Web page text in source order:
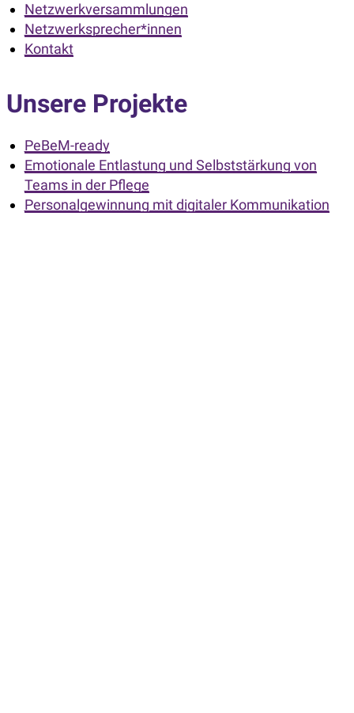
Netzwerkversammlungen
Netzwerksprecher*innen
Kontakt
Unsere Projekte
PeBeM-ready
Emotionale Entlastung und Selbststärkung von
Teams in der Pflege
Personalgewinnung mit digitaler Kommunikation